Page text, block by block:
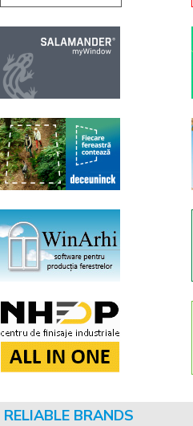
RELIABLE BRANDS